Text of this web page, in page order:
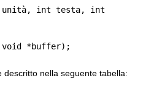
unità, int testa, int
*buffer);
nella seguente tabella: